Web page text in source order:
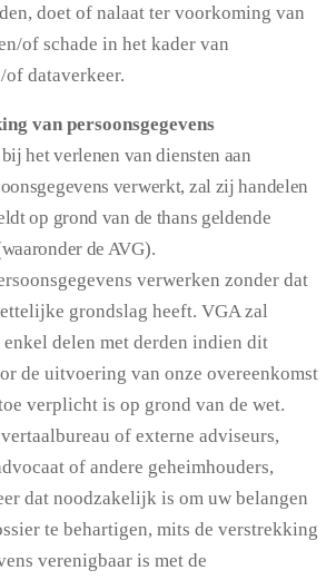
doet of nalaat ter voorkoming van
of schade in het kader van
dataverkeer.
van persoonsgegevens
het verlenen van diensten aan
verwerkt, zal zij handelen
op grond van de thans geldende
de AVG).
verwerken zonder dat
grondslag heeft. VGA zal
enkel delen met derden indien dit
de uitvoering van onze overeenkomst
verplicht is op grond van de wet.
of externe adviseurs,
of andere geheimhouders,
dat noodzakelijk is om uw belangen
te behartigen, mits de verstrekking
verenigbaar is met de